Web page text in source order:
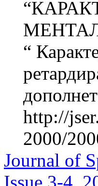
“
http://
2000/
Journal of
Issue 3-4,